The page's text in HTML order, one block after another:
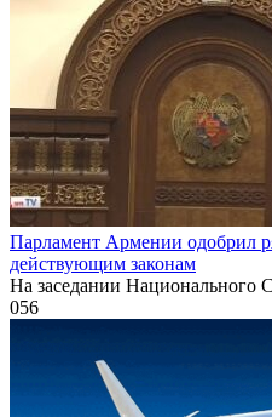
Парламент Армении одобрил
действующим законам
На заседании Национального
056